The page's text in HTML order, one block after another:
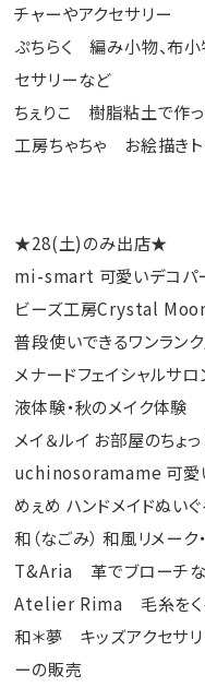
チャーやアクセサリー
ぷちらく 編み小物、布小
セサリーなど
ちぇりこ 樹脂粘土で作っ
工房ちゃちゃ お絵描きト
★28(土)のみ出店★
mi-smart 可愛いデコパ
ビーズ工房Crystal
普段使いできるワンラン
メナードフェイシャルサ
液体験・秋のメイク体験
メイ＆ルイ お部屋のちょ
uchinosoramame 可愛
めぇめ ハンドメイドぬい
和（なごみ） 和風リメーク
T&Aria 革でブローチ
Atelier Rima 毛糸をく
和＊夢 キッズアクセサリ
ーの販売